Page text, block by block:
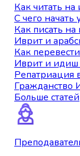
Как читать на
С чего начать
Как писать на
Иврит и
Как
Иврит и идиш
Репатриация
Гражданство
Больше статей